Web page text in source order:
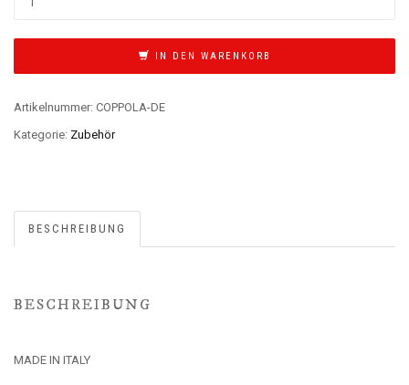
IN DEN WARENKORB
Artikelnummer: COPPOLA-DE
Kategorie: Zubehör
BESCHREIBUNG
BESCHREIBUNG
MADE IN ITALY